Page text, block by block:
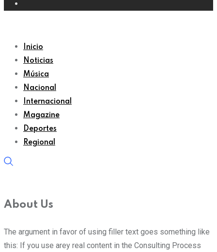
Inicio
Noticias
Música
Nacional
Internacional
Magazine
Deportes
Regional
About Us
The argument in favor of using filler text goes something like
this: If you use arey real content in the Consulting Process